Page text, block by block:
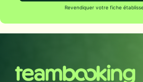
Revendiquer votre fiche